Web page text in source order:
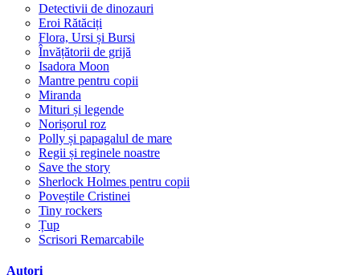
Detectivii de dinozauri
Eroi Rătăciți
Flora, Ursi și Bursi
Învățătorii de grijă
Isadora Moon
Mantre pentru copii
Miranda
Mituri și legende
Norișorul roz
Polly și papagalul de mare
Regii și reginele noastre
Save the story
Sherlock Holmes pentru copii
Poveștile Cristinei
Tiny rockers
Țup
Scrisori Remarcabile
Autori